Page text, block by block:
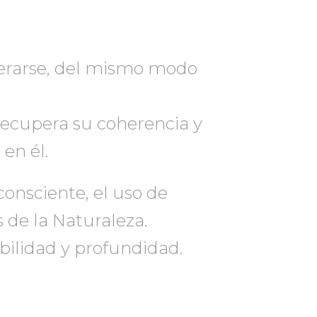
del mismo modo
su coherencia y
él.
el uso de
la Naturaleza.
y profundidad.